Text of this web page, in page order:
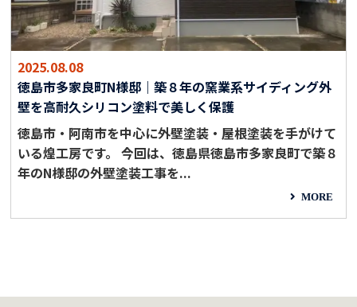
2025.08.08
徳島市多家良町N様邸｜築８年の窯業系サイディング外
壁を高耐久シリコン塗料で美しく保護
徳島市・阿南市を中心に外壁塗装・屋根塗装を手がけて
いる煌工房です。 今回は、徳島県徳島市多家良町で築８
年のN様邸の外壁塗装工事を...
MORE